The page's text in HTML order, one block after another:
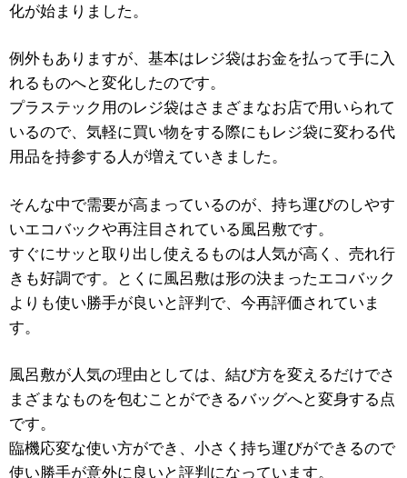
化が始まりました。
例外もありますが、基本はレジ袋はお金を払って手に入
れるものへと変化したのです。
プラステック用のレジ袋はさまざまなお店で用いられて
いるので、気軽に買い物をする際にもレジ袋に変わる代
用品を持参する人が増えていきました。
そんな中で需要が高まっているのが、持ち運びのしやす
いエコバックや再注目されている風呂敷です。
すぐにサッと取り出し使えるものは人気が高く、売れ行
きも好調です。とくに風呂敷は形の決まったエコバック
よりも使い勝手が良いと評判で、今再評価されていま
す。
風呂敷が人気の理由としては、結び方を変えるだけでさ
まざまなものを包むことができるバッグへと変身する点
です。
臨機応変な使い方ができ、小さく持ち運びができるので